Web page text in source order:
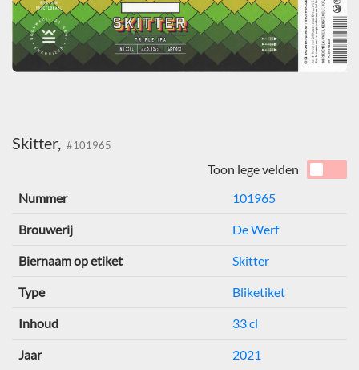
Skitter, #101965
Toon lege velden
Nummer
101965
Brouwerij De Werf
Biernaam op etiket Skitter
Type Bliketiket
Inhoud 33 cl
Jaar 2021